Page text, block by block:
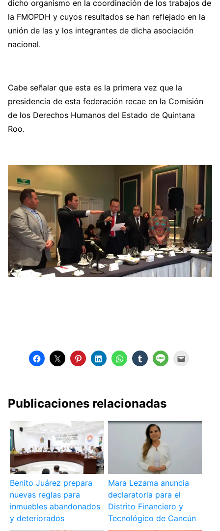
dicho organismo en la coordinación de los trabajos de
la FMOPDH y cuyos resultados se han reflejado en la
unión de las y los integrantes de dicha asociación
nacional.
Cabe señalar que esta es la primera vez que la
presidencia de esta federación recae en la Comisión
de los Derechos Humanos del Estado de Quintana
Roo.
Publicaciones relacionadas
Benito Juárez prepara
nuevas reglas para
inmuebles abandonados
y deteriorados
Mara Lezama anuncia
declaratoria para el
Distrito Financiero y
Tecnológico de Cancún